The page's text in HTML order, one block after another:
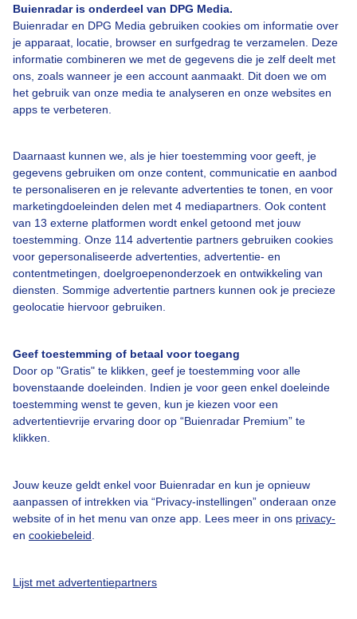
Buienradar is onderdeel van DPG Media.
Buienradar en DPG Media gebruiken cookies om informatie over
je apparaat, locatie, browser en surfgedrag te verzamelen. Deze
informatie combineren we met de gegevens die je zelf deelt met
ons, zoals wanneer je een account aanmaakt. Dit doen we om
het gebruik van onze media te analyseren en onze websites en
apps te verbeteren.
Daarnaast kunnen we, als je hier toestemming voor geeft, je
gegevens gebruiken om onze content, communicatie en aanbod
te personaliseren en je relevante advertenties te tonen, en voor
marketingdoeleinden delen met 4 mediapartners. Ook content
van 13 externe platformen wordt enkel getoond met jouw
toestemming. Onze 114 advertentie partners gebruiken cookies
voor gepersonaliseerde advertenties, advertentie- en
contentmetingen, doelgroepenonderzoek en ontwikkeling van
diensten. Sommige advertentie partners kunnen ook je precieze
geolocatie hiervoor gebruiken.
Geef toestemming of betaal voor toegang
Door op "Gratis" te klikken, geef je toestemming voor alle
bovenstaande doeleinden. Indien je voor geen enkel doeleinde
toestemming wenst te geven, kun je kiezen voor een
advertentievrije ervaring door op “Buienradar Premium” te
klikken.
Jouw keuze geldt enkel voor Buienradar en kun je opnieuw
aanpassen of intrekken via “Privacy-instellingen” onderaan onze
website of in het menu van onze app. Lees meer in ons privacy-
en cookiebeleid
Lijst met advertentiepartners
Bekijk slideshow
Over Buienradar
Bedrijfsgegevens
Contact
Toegankelijkheid
Gebruikersvoorwaarden
Adverteren
Privacy beleid
Cookie beleid